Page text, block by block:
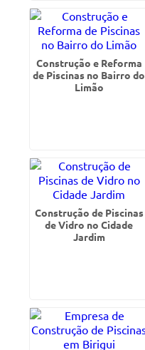
Construção e Reforma
de Piscinas no Bairro do
Limão
Construção de Piscinas
de Vidro no Cidade
Jardim